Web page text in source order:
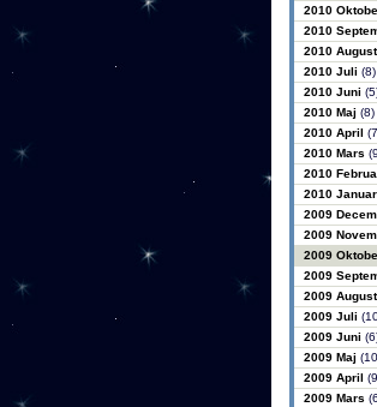
2010
2010
2010
2010 Juli (8)
2010 Juni
2010 Maj (8)
2010 April
2010 Mars
2010
2010
2009
2009
2009
2009
2009
2009 Juli
2009 Juni
2009 Maj
2009 April
2009 Mars